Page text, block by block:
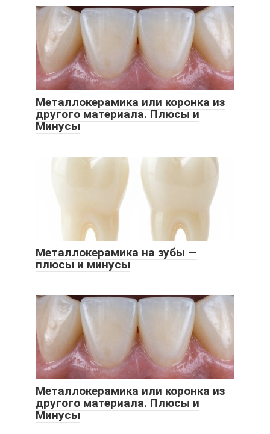
Металлокерамика или коронка из
другого материала. Плюсы и
Минусы
Металлокерамика на зубы —
плюсы и минусы
Металлокерамика или коронка из
другого материала. Плюсы и
Минусы